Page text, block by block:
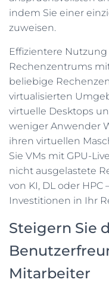
indem Sie einer
zuweisen.
Effizientere
Rechenzentrums
beliebige
virtualisierten
virtuelle Desktops
weniger Anwender
ihren virtuellen
Sie VMs mit GPU-
nicht ausgelastete
von KI, DL oder
Investitionen in Ihr
Steigern Sie
Mitarbeiter